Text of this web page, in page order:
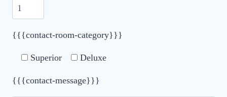
{{{contact-room-category}}}
Superior Deluxe
{{{contact-message}}}